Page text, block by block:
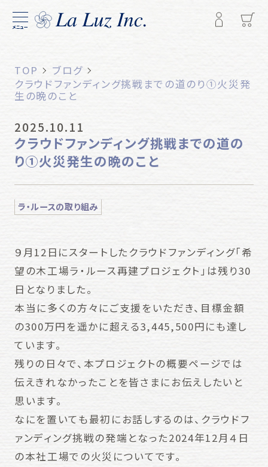
メニュー
TOP
ブログ
クラウドファンディング挑戦までの道のり①火災発
生の晩のこと
2025.10.11
クラウドファンディング挑戦までの道の
り①火災発生の晩のこと
ラ・ルースの取り組み
９月12日にスタートしたクラウドファンディング「希
望の木工場ラ・ルース再建プロジェクト」は残り30
日となりました。
本当に多くの方々にご支援をいただき、目標金額
の300万円を遥かに超える3,445,500円にも達し
ています。
残りの日々で、本プロジェクトの概要ページでは
伝えきれなかったことを皆さまにお伝えしたいと
思います。
なにを置いても最初にお話しするのは、クラウドフ
ァンディング挑戦の発端となった2024年12月４日
の本社工場での火災についてです。